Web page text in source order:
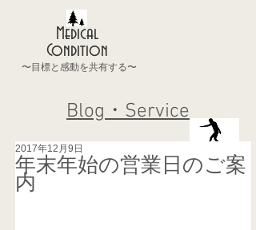
Medical
Condition
〜目標と感動を共有する〜
Blog・Service
年末年始の営業日のご案
内
2017年12月9日